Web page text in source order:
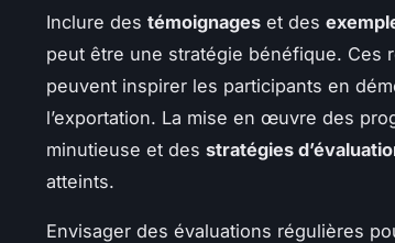
Inclure des témoignages et des
peut être une stratégie bénéfique. Ces
peuvent inspirer les participants en
l’exportation. La mise en œuvre des
minutieuse et des stratégies
atteints.
Envisager des évaluations régulières